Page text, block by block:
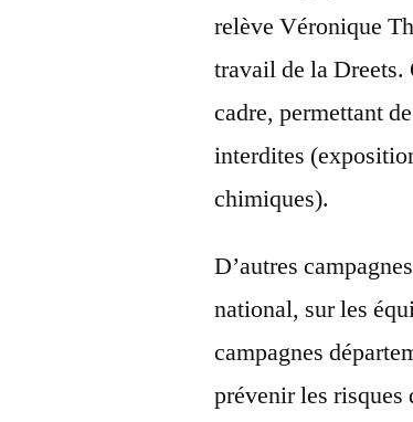
relève Véronique
travail de la Dreets.
cadre, permettant
interdites
chimiques).
D’autres
national, sur les
campagnes
prévenir les risques